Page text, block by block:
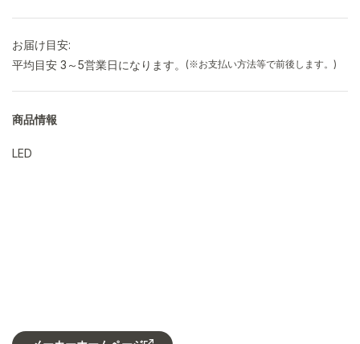
お届け目安:
平均目安 3～5営業日になります。
(※お支払い方法等で前後します。)
商品情報
LED